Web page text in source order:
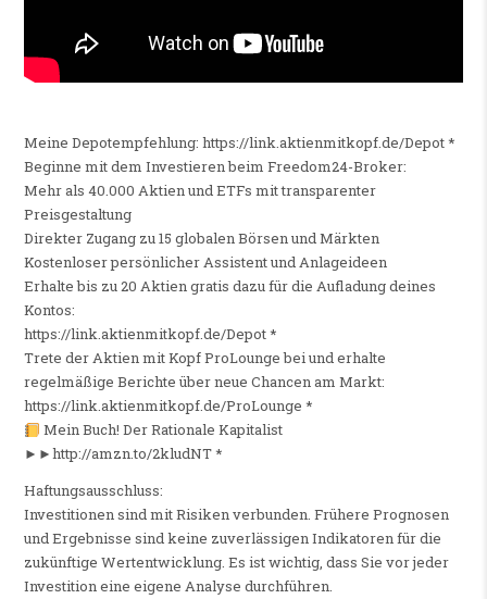
Meine Depotempfehlung: https://link.aktienmitkopf.de/Depot *
Beginne mit dem Investieren beim Freedom24-Broker:
Mehr als 40.000 Aktien und ETFs mit transparenter
Preisgestaltung
Direkter Zugang zu 15 globalen Börsen und Märkten
⁠Kostenloser persönlicher Assistent und Anlageideen
Erhalte bis zu 20 Aktien gratis dazu für die Aufladung deines
Kontos:
https://link.aktienmitkopf.de/Depot *
Trete der Aktien mit Kopf ProLounge bei und erhalte
regelmäßige Berichte über neue Chancen am Markt:
https://link.aktienmitkopf.de/ProLounge *
Mein Buch! Der Rationale Kapitalist
►►http://amzn.to/2kludNT *
Haftungsausschluss:
Investitionen sind mit Risiken verbunden. Frühere Prognosen
und Ergebnisse sind keine zuverlässigen Indikatoren für die
zukünftige Wertentwicklung. Es ist wichtig, dass Sie vor jeder
Investition eine eigene Analyse durchführen.